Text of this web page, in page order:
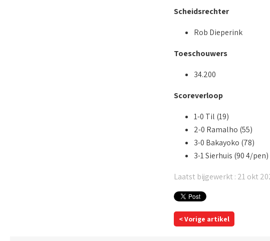
Scheidsrechter
Rob Dieperink
Toeschouwers
34.200
Scoreverloop
1-0 Til (19)
2-0 Ramalho (55)
3-0 Bakayoko (78)
3-1 Sierhuis (90 4/pen)
Laatst bijgewerkt : 21 okt
< Vorige artikel